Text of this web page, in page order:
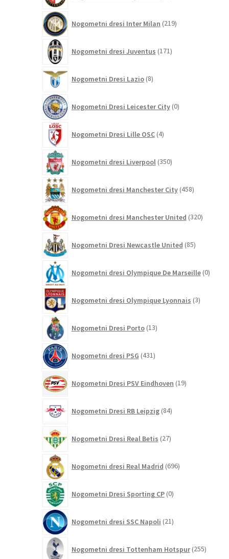
Nogometni dresi Inter Milan 219izdelkov
Nogometni dresi Juventus 171izdelkov
Nogometni Dresi Lazio 8izdelkov
Nogometni Dresi Leicester City 0izdelkov
Nogometni Dresi Lille OSC 4izdelki
Nogometni dresi Liverpool 350izdelkov
Nogometni dresi Manchester City 458izdelkov
Nogometni dresi Manchester United 320izdelkov
Nogometni Dresi Newcastle United 85izdelkov
Nogometni dresi Olympique De Marseille 0
Nogometni dresi Olympique Lyonnais 3izdelki
Nogometni Dresi Porto 13izdelkov
Nogometni dresi PSG 431izdelkov
Nogometni Dresi PSV Eindhoven 19izdelkov
Nogometni Dresi RB Leipzig 84izdelkov
Nogometni Dresi Real Betis 27izdelkov
Nogometni dresi Real Madrid 696izdelkov
Nogometni Dresi Sporting CP 0izdelkov
Nogometni dresi SSC Napoli 21izdelkov
Nogometni dresi Tottenham Hotspur 255